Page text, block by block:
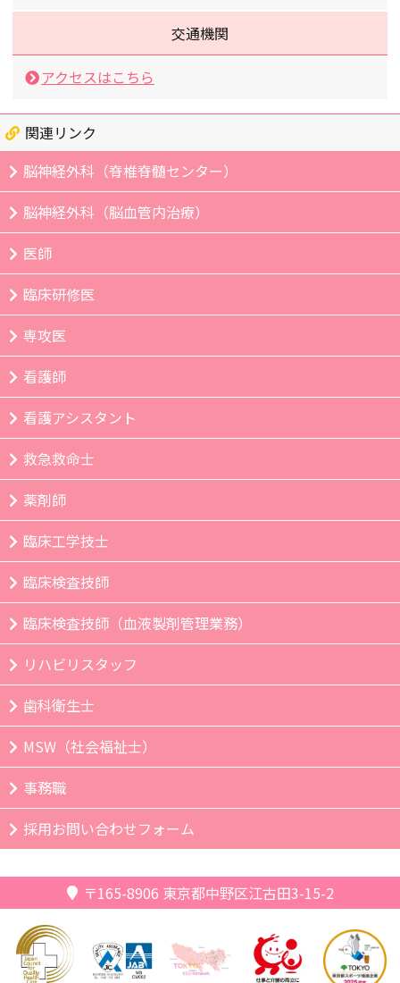
交通機関
アクセスはこちら
関連リンク
脳神経外科（脊椎脊髄センター）
脳神経外科（脳血管内治療）
医師
臨床研修医
専攻医
看護師
看護アシスタント
救急救命士
薬剤師
臨床工学技士
臨床検査技師
臨床検査技師（血液製剤管理業務）
リハビリスタッフ
歯科衛生士
MSW（社会福祉士）
事務職
採用お問い合わせフォーム
〒165-8906 東京都中野区江古田3-15-2